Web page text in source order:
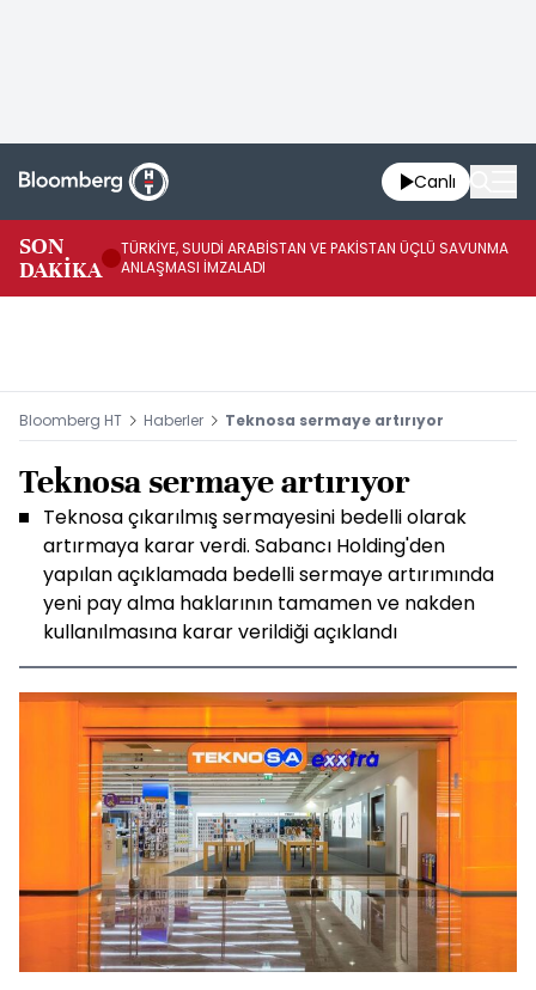
Canlı
SON
DAKİKA
TÜRKİYE, SUUDİ ARABİSTAN VE PAKİSTAN ÜÇLÜ SAVUNMA
ANLAŞMASI İMZALADI
Bloomberg HT Haberler Teknosa sermaye artırıyor
Teknosa sermaye artırıyor
Teknosa çıkarılmış sermayesini bedelli olarak
artırmaya karar verdi. Sabancı Holding'den
yapılan açıklamada bedelli sermaye artırımında
yeni pay alma haklarının tamamen ve nakden
kullanılmasına karar verildiği açıklandı